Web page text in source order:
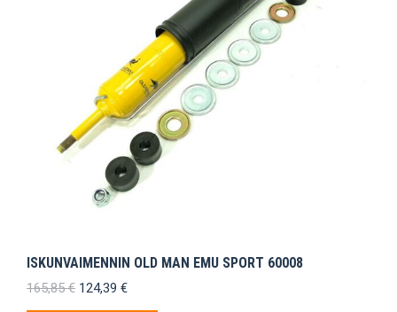
ISKUNVAIMENNIN OLD MAN EMU SPORT 60008
165,85€ Alkuperäinen
124,39 €Nykyinen